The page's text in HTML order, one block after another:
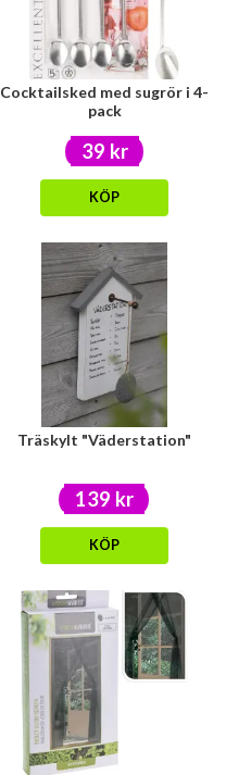
Cocktailsked med sugrör i 4-
pack
39 kr
KÖP
Träskylt "Väderstation"
139 kr
KÖP